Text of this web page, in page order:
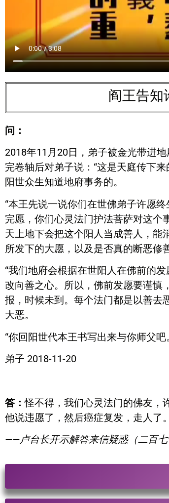
阎王告知
问：
2018年11月20日，弟子被金光带进
完卷轴后对弟子说：“这是天庭传下
阳世众生知道地府事务的。
“本王先说一说你们在世佛弟子许愿
完愿，你们心灵法门护法菩萨对这个
天上地下会把这个阳人当成善人，能
所发下的大愿，以及是否真的断恶修
“我们地府会根据在世阳人在佛前的
改向善之心。所以，佛前发愿要谨慎
报，时候未到。每个法门都是以善去
大恶。
“你回阳世代本王书写出来与你师父
弟子 2018-11-20
答：怪不得，我们心灵法门的佛友，
他说违愿了，然后癌症复发，走人了。
——卢台长开示解答来信疑惑（二百七